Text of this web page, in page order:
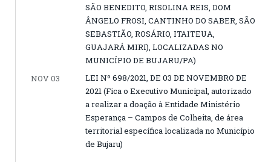
SÃO BENEDITO, RISOLINA REIS, DOM
ÂNGELO FROSI, CANTINHO DO SABER, SÃO
SEBASTIÃO, ROSÁRIO, ITAITEUA,
GUAJARÁ MIRI), LOCALIZADAS NO
MUNICÍPIO DE BUJARU/PA)
NOV 03
LEI Nº 698/2021, DE 03 DE NOVEMBRO DE
2021 (Fica o Executivo Municipal, autorizado
a realizar a doação à Entidade Ministério
Esperança – Campos de Colheita, de área
territorial específica localizada no Município
de Bujaru)